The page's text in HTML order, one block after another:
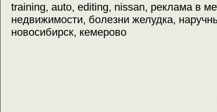
training, auto, editing, nissan, реклама в
недвижимости, болезни желудка,
новосибирск, кемерово